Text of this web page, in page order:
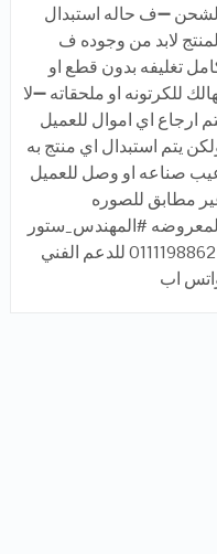
➖ف حاله استبدال
لابد من وجوده ف
تغليفه بدون قطع او
للكرتونه او ملحقاته ➖لا
ارجاع اي اموال للعميل
يتم استبدال اي منتج به
صناعه او وصل للعميل
مطابق للصوره
#المهندس_ستور
01111988621 للدعم الفني
اب